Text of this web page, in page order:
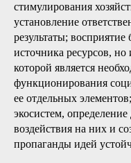
стимулирования
установление
результаты;
источника ресурсов,
которой является
функционирования
ее отдельных
экосистем,
воздействия на них и
пропаганды идей